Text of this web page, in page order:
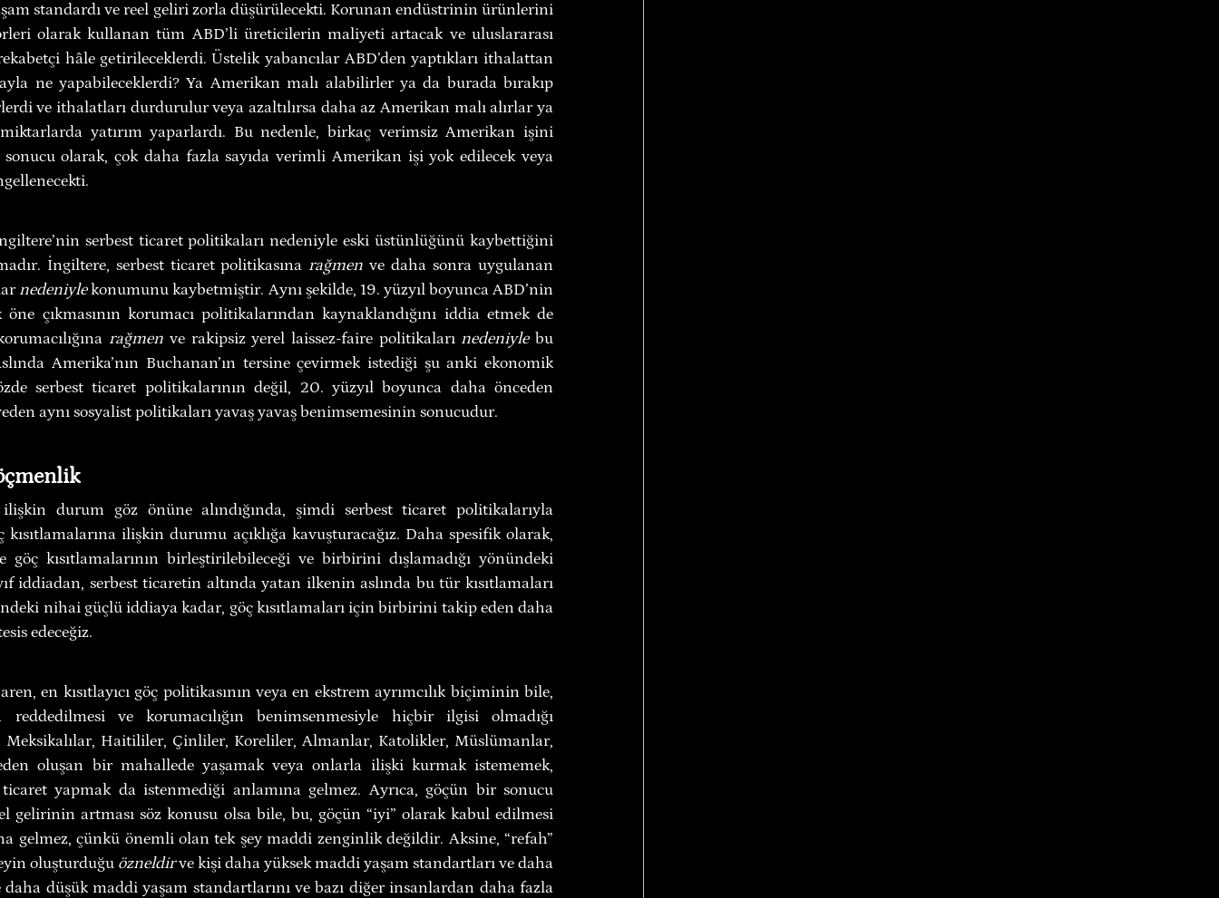
standardı ve reel geliri zorla düşürülecekti. Korunan endüstrinin ürünlerini
olarak kullanan tüm ABD’li üreticilerin maliyeti artacak ve uluslararası
hâle getirileceklerdi. Üstelik yabancılar ABD’den yaptıkları ithalattan
ne yapabileceklerdi? Ya Amerikan malı alabilirler ya da burada bırakıp
ve ithalatları durdurulur veya azaltılırsa daha az Amerikan malı alırlar ya
yatırım yaparlardı. Bu nedenle, birkaç verimsiz Amerikan işini
olarak, çok daha fazla sayıda verimli Amerikan işi yok edilecek veya
serbest ticaret politikaları nedeniyle eski üstünlüğünü kaybettiğini
İngiltere, serbest ticaret politikasına rağmen ve daha sonra uygulanan
nedeniyle konumunu kaybetmiştir. Aynı şekilde, 19. yüzyıl boyunca ABD’nin
çıkmasının korumacı politikalarından kaynaklandığını iddia etmek de
rağmen ve rakipsiz yerel laissez-faire politikaları nedeniyle bu
Amerika’nın Buchanan’ın tersine çevirmek istediği şu anki ekonomik
serbest ticaret politikalarının değil, 20. yüzyıl boyunca daha önceden
aynı sosyalist politikaları yavaş yavaş benimsemesinin sonucudur.
durum göz önüne alındığında, şimdi serbest ticaret politikalarıyla
ilişkin durumu açıklığa kavuşturacağız. Daha spesifik olarak,
göç kısıtlamalarının birleştirilebileceği ve birbirini dışlamadığı yönündeki
iddiadan, serbest ticaretin altında yatan ilkenin aslında bu tür kısıtlamaları
nihai güçlü iddiaya kadar, göç kısıtlamaları için birbirini takip eden daha
edeceğiz.
en kısıtlayıcı göç politikasının veya en ekstrem ayrımcılık biçiminin bile,
reddedilmesi ve korumacılığın benimsenmesiyle hiçbir ilgisi olmadığı
Meksikalılar, Haitililer, Çinliler, Koreliler, Almanlar, Katolikler, Müslümanlar,
oluşan bir mahallede yaşamak veya onlarla ilişki kurmak istememek,
yapmak da istenmediği anlamına gelmez. Ayrıca, göçün bir sonucu
gelirinin artması söz konusu olsa bile, bu, göçün “iyi” olarak kabul edilmesi
gelmez, çünkü önemli olan tek şey maddi zenginlik değildir. Aksine, “refah”
oluşturduğu özneldir ve kişi daha yüksek maddi yaşam standartları ve daha
daha düşük maddi yaşam standartlarını ve bazı diğer insanlardan daha fazla